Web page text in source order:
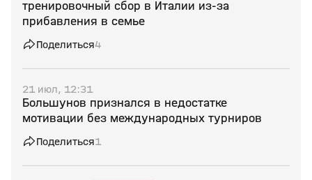
тренировочный сбор в Италии из‑за
прибавления в семье
Поделиться4
21 июл, 12:31
Большунов признался в недостатке
мотивации без международных турниров
Поделиться1